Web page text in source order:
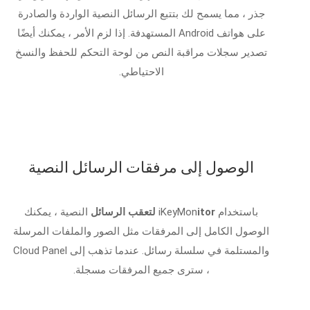
جذر ، مما يسمح لك بتتبع الرسائل النصية الواردة والصادرة
على هواتف Android المستهدفة. إذا لزم الأمر ، يمكنك أيضًا
تصدير سجلات مراقبة النص من لوحة التحكم للحفظ والنسخ
الاحتياطي.
الوصول إلى مرفقات الرسائل النصية
باستخدام iKeyMon itor لتعقب الرسائل
النصية ، يمكنك
الوصول الكامل إلى المرفقات مثل الصور والملفات المرسلة
والمستلمة في سلسلة رسائل. عندما تذهب إلى Cloud Panel
، سترى جميع المرفقات مسجلة.